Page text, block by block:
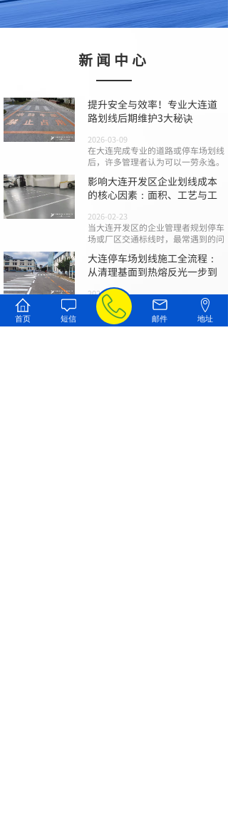
新闻中心
提升安全与效率！专业大连道
路划线后期维护3大秘诀
2026-03-09
在大连完成专业的道路或停车场划线
后，许多管理者认为可以一劳永逸。
影响大连开发区企业划线成本
的核心因素：面积、工艺与工
2026-02-23
当大连开发区的企业管理者规划停车
场或厂区交通标线时，最常遇到的问
大连停车场划线施工全流程：
从清理基面到热熔反光一步到
2026-02-09
一个规范、清晰且耐用的停车场标
线，不仅是引导车流、保障安全的基
础
首页 短信 邮件 地址